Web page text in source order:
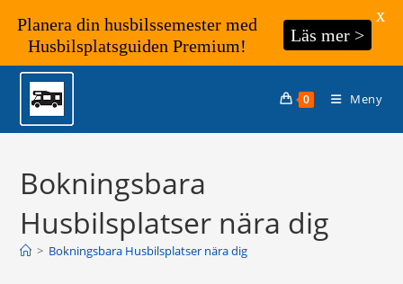
Hoppa
innehållet
0 Meny
Bokningsbara
Husbilsplatser nära dig
> Bokningsbara Husbilsplatser nära dig
Planera din husbilssemester med
Husbilsplatsguiden Premium!
Läs mer >
X